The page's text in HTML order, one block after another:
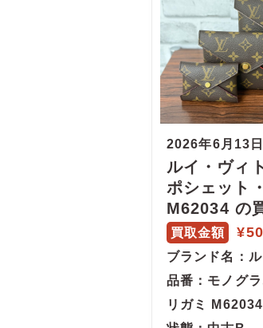
2026年6月13日
ルイ・ヴィ
ポシェット
M62034 の
買取金額
ブランド名
：
品番 ：モノグ
リガミ M62034